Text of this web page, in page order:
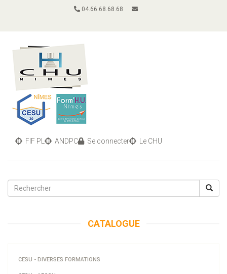
04.66.68.68.68
FIF PL ANDPC Se connecter Le CHU
Toggle
CATALOGUE
CESU - DIVERSES FORMATIONS